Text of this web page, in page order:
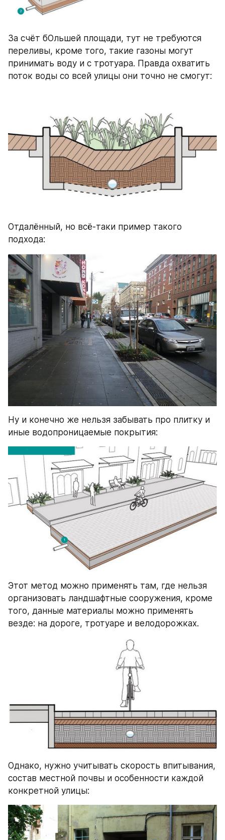
За счёт бОльшей площади, тут не требуются
переливы, кроме того, такие газоны могут
принимать воду и с тротуара. Правда охватить
поток воды со всей улицы они точно не смогут:
Отдалённый, но всё-таки пример такого
подхода:
Ну и конечно же нельзя забывать про плитку и
иные водопроницаемые покрытия:
Этот метод можно применять там, где нельзя
организовать ландшафтные сооружения, кроме
того, данные материалы можно применять
везде: на дороге, тротуаре и велодорожках.
Однако, нужно учитывать скорость впитывания,
состав местной почвы и особенности каждой
конкретной улицы: